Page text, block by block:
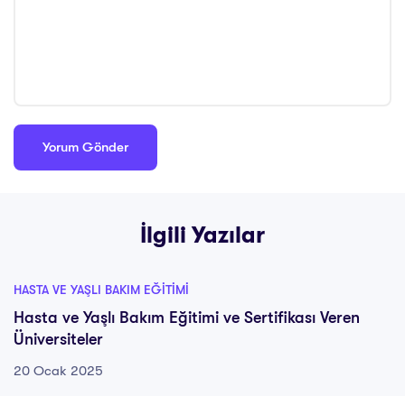
İlgili Yazılar
HASTA VE YAŞLI BAKIM EĞITIMI
Hasta ve Yaşlı Bakım Eğitimi ve Sertifikası Veren
Üniversiteler
20 Ocak 2025